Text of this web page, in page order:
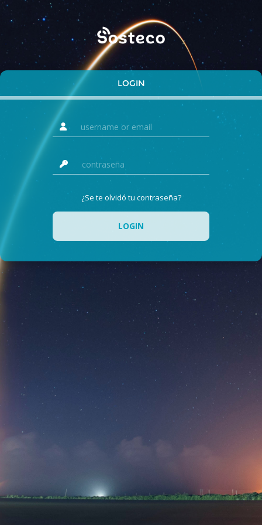
LOGIN
¿Se te olvidó tu contraseña?
LOGIN